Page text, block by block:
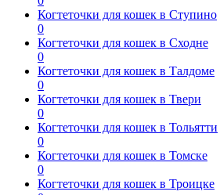
Когтеточки для кошек в Ступино
0
Когтеточки для кошек в Сходне
0
Когтеточки для кошек в Талдоме
0
Когтеточки для кошек в Твери
0
Когтеточки для кошек в Тольятти
0
Когтеточки для кошек в Томске
0
Когтеточки для кошек в Троицке